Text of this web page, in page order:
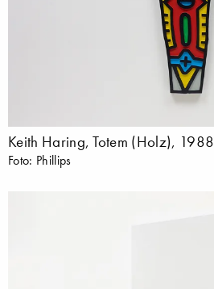
Keith Haring, Totem (Holz), 1988
Foto: Phillips